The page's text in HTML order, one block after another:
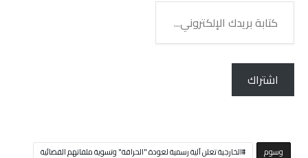
بريدك
الإلكتروني...
اشتراك
‫‫‫‫وسوم‬
الخارجية تعلن آلية رسمية لعودة "الحراقة" وتسوية ملفاتهم القضائية